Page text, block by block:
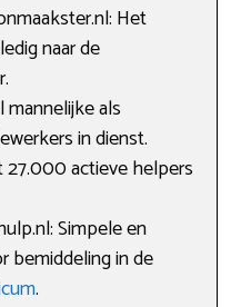
Het
naar de
als
in dienst.
27.000 actieve helpers
Simpele en
bemiddeling in de
.